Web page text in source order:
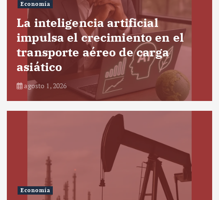
Economía
La inteligencia artificial
impulsa el crecimiento en el
transporte aéreo de carga
asiático
agosto 1, 2026
Economía